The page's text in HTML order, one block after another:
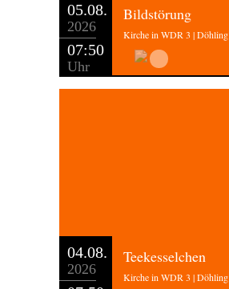
05.08.
2026
07:50
Uhr
Bildstörung
Kirche in WDR 3 | Döhling
04.08.
2026
Teekesselchen
Kirche in WDR 3 | Döhling